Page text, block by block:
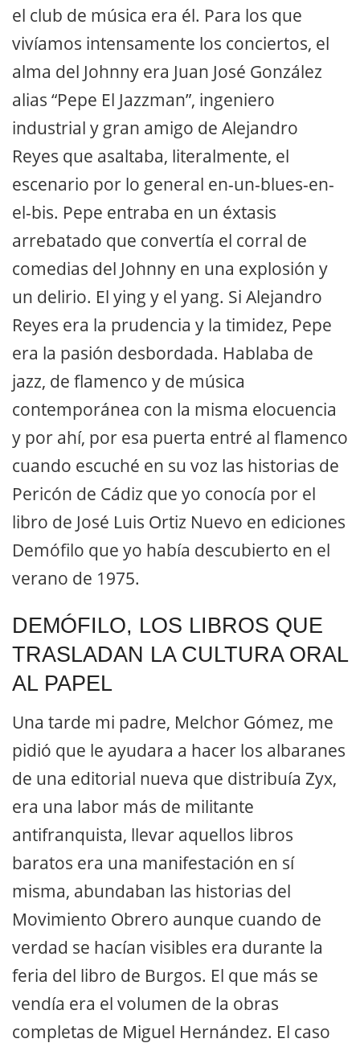
el club de música era él. Para los que
vivíamos intensamente los conciertos, el
alma del Johnny era Juan José González
alias “Pepe El Jazzman”, ingeniero
industrial y gran amigo de Alejandro
Reyes que asaltaba, literalmente, el
escenario por lo general en-un-blues-en-
el-bis. Pepe entraba en un éxtasis
arrebatado que convertía el corral de
comedias del Johnny en una explosión y
un delirio. El ying y el yang. Si Alejandro
Reyes era la prudencia y la timidez, Pepe
era la pasión desbordada. Hablaba de
jazz, de flamenco y de música
contemporánea con la misma elocuencia
y por ahí, por esa puerta entré al flamenco
cuando escuché en su voz las historias de
Pericón de Cádiz que yo conocía por el
libro de José Luis Ortiz Nuevo en ediciones
Demófilo que yo había descubierto en el
verano de 1975.
DEMÓFILO, LOS LIBROS QUE
TRASLADAN LA CULTURA ORAL
AL PAPEL
Una tarde mi padre, Melchor Gómez, me
pidió que le ayudara a hacer los albaranes
de una editorial nueva que distribuía Zyx,
era una labor más de militante
antifranquista, llevar aquellos libros
baratos era una manifestación en sí
misma, abundaban las historias del
Movimiento Obrero aunque cuando de
verdad se hacían visibles era durante la
feria del libro de Burgos. El que más se
vendía era el volumen de la obras
completas de Miguel Hernández. El caso